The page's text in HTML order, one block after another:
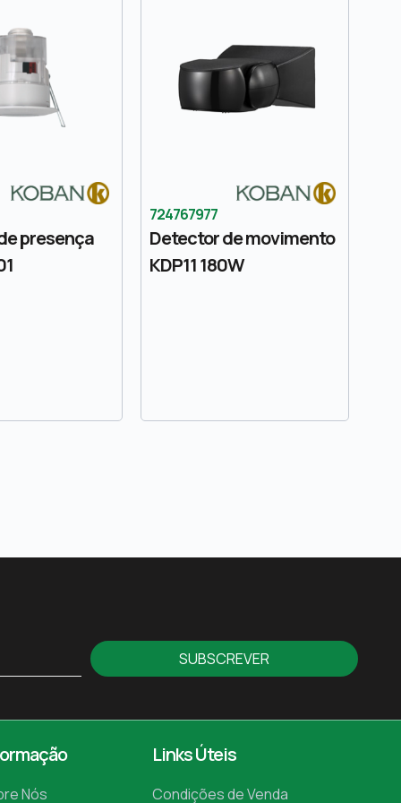
presença
724767977
Detector de movimento
KDP11 180W
SUBSCREVER
Nós
Links Úteis
Condições de Venda